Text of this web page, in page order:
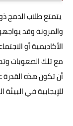
يتمتع طلاب الدمج
والمرونة وقد
الأكاديمية أو
مع تلك الصعوبات
أن تكون هذه القدرة
للإيجابية في البيئة